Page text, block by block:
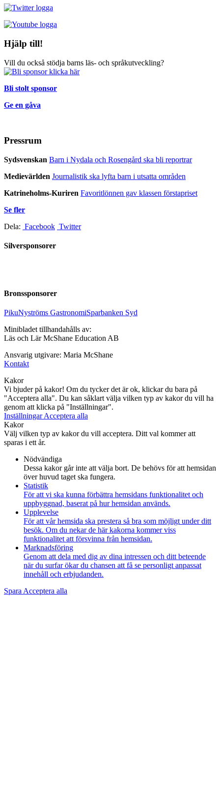
Hjälp till!
Vill du också stödja barns läs- och språkutveckling?
Bli stolt sponsor
Ge en gåva
Pressrum
Sydsvenskan Barn i Nydala och Rosengård ska bli reportrar
Medievärlden Journalistik ska lyfta barn i utsatta områden
Katrineholms-Kuriren Favoritlönnen gav klassen förstapriset
Se fler
Dela: Facebook Twitter
Silversponsorer
Bronssponsorer
PikuNyströms GastronomiSparbanken Syd
Minibladet tillhandahålls av:
Läs och Lär McShane Education AB
Ansvarig utgivare: Maria McShane
Kontakt
Kakor
Vi bjuder på kakor! Om du tycker det är ok, klickar du bara på
"Acceptera alla". Du kan såklart välja vilken typ av kakor du vill ha
genom att klicka på "Inställningar".
InställningarAcceptera alla
Kakor
Välj vilken typ av kakor du vill acceptera. Ditt val kommer att
sparas i ett år.
Nödvändiga
Dessa kakor går inte att välja bort. De behövs för att hemsidan
över huvud taget ska fungera.
Statistik
För att vi ska kunna förbättra hemsidans funktionalitet och
uppbyggnad, baserat på hur hemsidan används.
Upplevelse
För att vår hemsida ska prestera så bra som möjligt under ditt
besök. Om du nekar de här kakorna kommer viss
funktionalitet att försvinna från hemsidan.
Marknadsföring
Genom att dela med dig av dina intressen och ditt beteende
när du surfar ökar du chansen att få se personligt anpassat
innehåll och erbjudanden.
Spara Acceptera alla